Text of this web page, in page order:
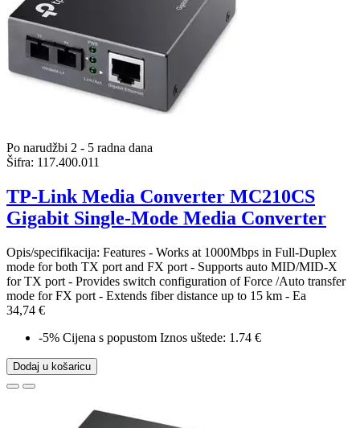
Po narudžbi 2 - 5 radna dana
Šifra: 117.400.011
TP-Link Media Converter MC210CS
Gigabit Single-Mode Media Converter
Opis/specifikacija: Features - Works at 1000Mbps in Full-Duplex
mode for both TX port and FX port - Supports auto MID/MID-X
for TX port - Provides switch configuration of Force /Auto transfer
mode for FX port - Extends fiber distance up to 15 km - Ea
34,74 €
-5% Cijena s popustom Iznos uštede: 1.74 €
Dodaj u košaricu